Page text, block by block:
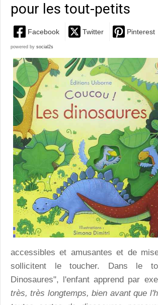
pour les tout-petits
Facebook Twitter Pinterest
powered by social2s
accessibles et amusantes et de
sollicitent le toucher. Dans le
Dinosaures", l'enfant apprend par
très, très longtemps, bien avant que